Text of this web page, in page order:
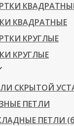
КВАДРАТНЫЕ
КРУГЛЫЕ
КРУГЛЫЕ
СКРЫТОЙ
ПЕТЛИ
ПЕТЛИ